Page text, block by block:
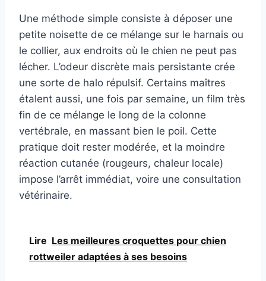
Une méthode simple consiste à déposer une
petite noisette de ce mélange sur le harnais ou
le collier, aux endroits où le chien ne peut pas
lécher. L’odeur discrète mais persistante crée
une sorte de halo répulsif. Certains maîtres
étalent aussi, une fois par semaine, un film très
fin de ce mélange le long de la colonne
vertébrale, en massant bien le poil. Cette
pratique doit rester modérée, et la moindre
réaction cutanée (rougeurs, chaleur locale)
impose l’arrêt immédiat, voire une consultation
vétérinaire.
Lire Les meilleures croquettes pour chien
rottweiler adaptées à ses besoins